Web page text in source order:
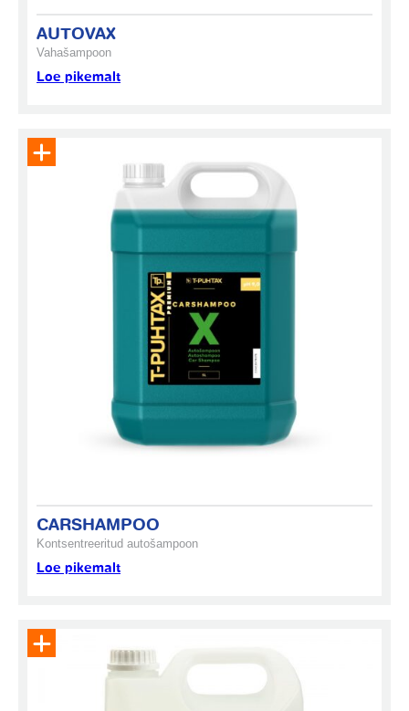
AUTOVAX
Vahašampoon
Loe pikemalt
Eemalda toode päringukorvist
CARSHAMPOO
Kontsentreeritud autošampoon
Loe pikemalt
Eemalda toode päringukorvist